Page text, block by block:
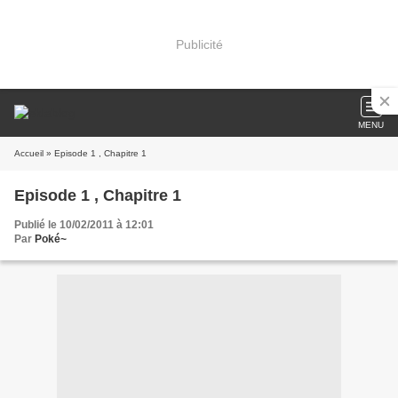
Publicité
MENU
Accueil » Episode 1 , Chapitre 1
Episode 1 , Chapitre 1
Publié le 10/02/2011 à 12:01
Par Poké~